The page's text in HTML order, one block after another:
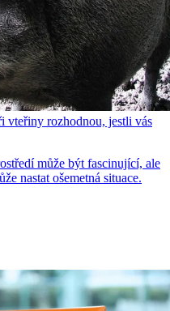
vteřiny rozhodnou, jestli vás
může být fascinující, ale
nastat ošemetná situace.